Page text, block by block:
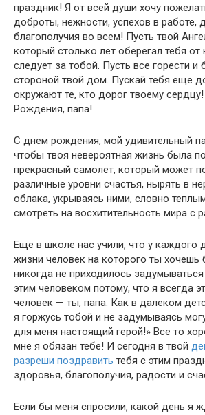
праздник! Я от всей души хочу
доброты, нежности, успехов в работе,
благополучия во всем! Пусть твой
который столько лет оберегал тебя от
следует за тобой. Пусть все горести
стороной твой дом. Пускай тебя еще
окружают те, кто дорог твоему
Рождения, папа!
С днем рождения, мой удивительный
чтобы твоя невероятная жизнь была
прекрасный самолет, который может
различные уровни счастья, нырять в
облака, укрываясь ними, словно
смотреть на восхитительность мира с
Еще в школе нас учили, что у каждого
жизни человек на которого ты
никогда не приходилось
этим человеком потому, что я всегда
человек — ты, папа. Как в далеком
я горжусь тобой и не задумываясь
для меня настоящий герой!» Все то
мне я обязан тебе! И сегодня в твой
разреши поздравить тебя с этим
здоровья, благополучия, радости и
Если бы меня спросили, какой день я